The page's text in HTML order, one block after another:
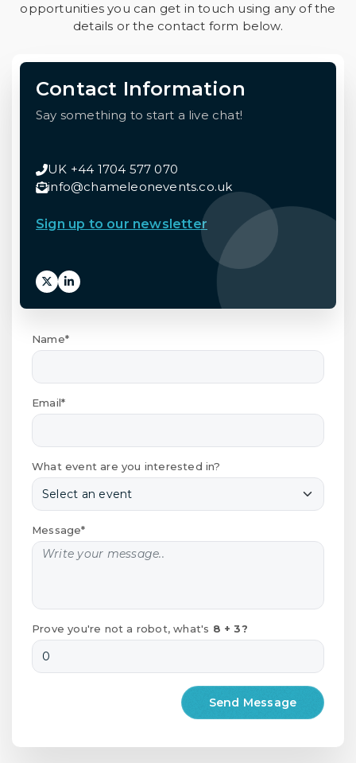
opportunities you can get in touch using any of the
details or the contact form below.
Contact Information
Say something to start a live chat!
UK +44 1704 577 070
info@chameleonevents.co.uk
Sign up to our newsletter
Name*
Email*
What event are you interested in?
Message*
Prove you're not a robot, what's 8 + 3?